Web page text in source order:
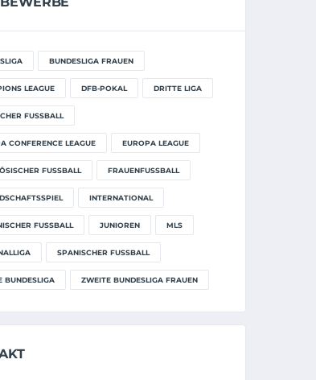
BUNDESLIGA FRAUEN
LEAGUE DFB-POKAL DRITTE LIGA
FUSSBALL
CONFERENCE LEAGUE EUROPA LEAGUE
FUSSBALL FRAUENFUSSBALL
INTERNATIONAL
FUSSBALL JUNIOREN MLS
SPANISCHER FUSSBALL
BUNDESLIGA ZWEITE BUNDESLIGA FRAUEN